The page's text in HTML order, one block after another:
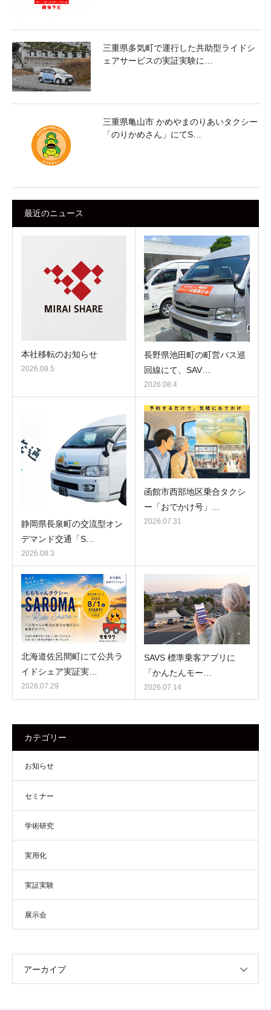
三重県多気町で運行した共助型ライドシ
ェアサービスの実証実験に…
三重県亀山市 かめやまのりあいタクシー
「のりかめさん」にてS…
最近のニュース
本社移転のお知らせ
2026.08.5
長野県池田町の町営バス巡
回線にて、SAV…
2026.08.4
静岡県長泉町の交流型オン
デマンド交通「S…
2026.08.3
函館市西部地区乗合タクシ
ー「おでかけ号」…
2026.07.31
北海道佐呂間町にて公共ラ
イドシェア実証実…
2026.07.29
SAVS 標準乗客アプリに
「かんたんモー…
2026.07.14
カテゴリー
お知らせ
セミナー
学術研究
実用化
実証実験
展示会
アーカイブ